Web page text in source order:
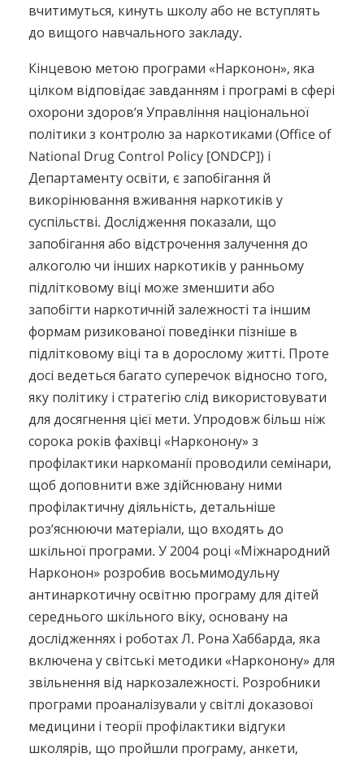
вчитимуться, кинуть школу або не вступлять
до вищого навчального закладу.
Кінцевою метою програми «Нарконон», яка
цілком відповідає завданням і програмі в сфері
охорони здоров’я Управління національної
політики з контролю за наркотиками (Office of
National Drug Control Policy [ONDCP]) і
Департаменту освіти, є запобігання й
викорінювання вживання наркотиків у
суспільстві. Дослідження показали, що
запобігання або відстрочення залучення до
алкоголю чи інших наркотиків у ранньому
підлітковому віці може зменшити або
запобігти наркотичній залежності та іншим
формам ризикованої поведінки пізніше в
підлітковому віці та в дорослому житті. Проте
досі ведеться багато суперечок відносно того,
яку політику і стратегію слід використовувати
для досягнення цієї мети. Упродовж більш ніж
сорока років фахівці «Нарконону» з
профілактики наркоманії проводили семінари,
щоб доповнити вже здійснювану ними
профілактичну діяльність, детальніше
роз’яснюючи матеріали, що входять до
шкільної програми. У 2004 році «Міжнародний
Нарконон» розробив восьмимодульну
антинаркотичну освітню програму для дітей
середнього шкільного віку, основану на
дослідженнях і роботах Л. Рона Хаббарда, яка
включена у світські методики «Нарконону» для
звільнення від наркозалежності. Розробники
програми проаналізували у світлі доказової
медицини і теорії профілактики відгуки
школярів, що пройшли програму, анкети,